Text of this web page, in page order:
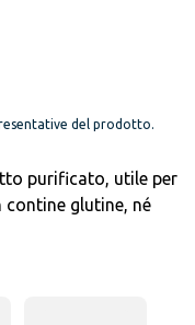
del prodotto.
purificato, utile per
glutine, né